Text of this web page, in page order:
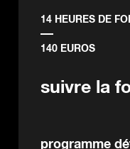
14 HEURES DE
140 EUROS
suivre la
programme